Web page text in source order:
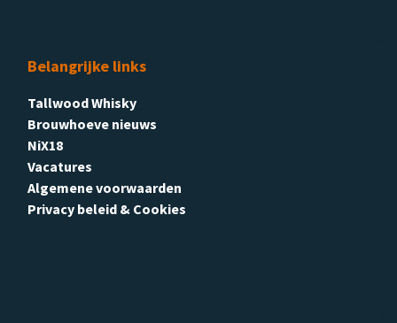
Belangrijke links
Tallwood Whisky
Brouwhoeve nieuws
NiX18
Vacatures
Algemene voorwaarden
Privacy beleid & Cookies